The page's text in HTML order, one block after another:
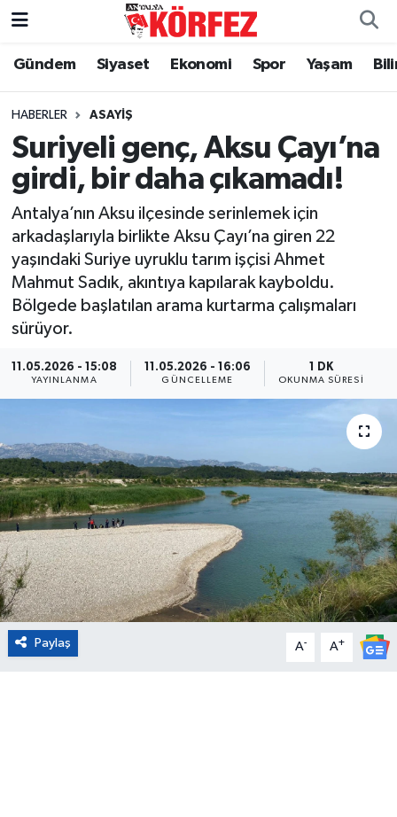
Gündem Siyaset Ekonomi Spor Yaşam
HABERLER ASAYIŞ
Suriyeli genç, Aksu Çayı’na
girdi, bir daha çıkamadı!
Antalya’nın Aksu ilçesinde serinlemek için
arkadaşlarıyla birlikte Aksu Çayı’na giren 22
yaşındaki Suriye uyruklu tarım işçisi Ahmet
Mahmut Sadık, akıntıya kapılarak kayboldu.
Bölgede başlatılan arama kurtarma çalışmaları
sürüyor.
11.05.2026 - 15:08
YAYINLANMA
11.05.2026 - 16:06
GÜNCELLEME
1 DK
OKUNMA SÜRESI
Paylaş A- A+
Gündem
Siyaset
Yerel Yönetim
Spor
Yaşam
Asayiş
Dünya
Sağlık
Magazin
Turizm
Çevre
Kültür ve Sanat
Nöbetçi Eczaneler
Hava Durumu
Trafik Durumu
Tüm Manşetler
Son Dakika Haberleri
Haber Arşivi